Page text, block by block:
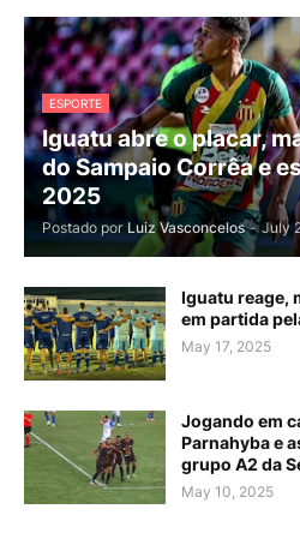
ESPORTE
Iguatu abre o placar,
do Sampaio Corrêa e
2025
Postado por Luiz Vasconcelos - July
Iguatu reage,
em partida
May 17, 2025
Jogando em
Parnahyba e
grupo A2 da
May 10, 2025